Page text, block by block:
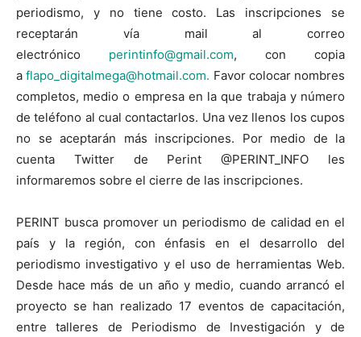
periodismo, y no tiene costo. Las inscripciones se
receptarán vía mail al correo
electrónico perintinfo@gmail.com, con copia
a flapo_digitalmega@hotmail.com. Favor colocar nombres
completos, medio o empresa en la que trabaja y número
de teléfono al cual contactarlos. Una vez llenos los cupos
no se aceptarán más inscripciones. Por medio de la
cuenta Twitter de Perint @PERINT_INFO les
informaremos sobre el cierre de las inscripciones.
PERINT busca promover un periodismo de calidad en el
país y la región, con énfasis en el desarrollo del
periodismo investigativo y el uso de herramientas Web.
Desde hace más de un año y medio, cuando arrancó el
proyecto se han realizado 17 eventos de capacitación,
entre talleres de Periodismo de Investigación y de